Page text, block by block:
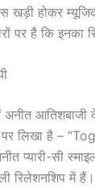
खड़ी होकर
पर है कि इनका
अनीत
लिखा है –
प्यारी-सी
रिलेशनशिप में हैं।